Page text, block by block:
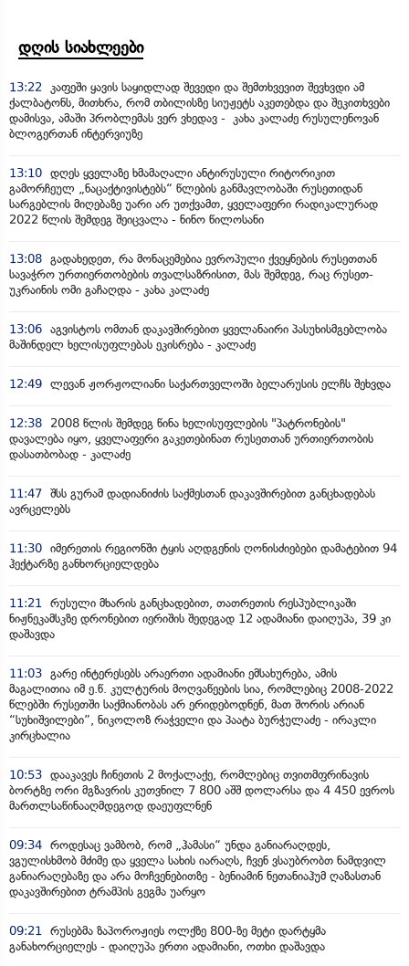
დღის სიახლეები
13:22
კაფეში ყავის საყიდლად შევედი და შემთხვევით შევხვდი ამ
ქალბატონს, მითხრა, რომ თბილისზე სიუჟეტს აკეთებდა და შეკითხვები
დამისვა, ამაში პრობლემას ვერ ვხედავ - კახა კალაძე რუსულენოვან
ბლოგერთან ინტერვიუზე
13:10 დღეს ყველაზე ხმამაღალი ანტირუსული რიტორიკით
გამორჩეულ „ნაცაქტივისტებს“ წლების განმავლობაში რუსეთიდან
სარგებლის მიღებაზე უარი არ უთქვამთ, ყველაფერი რადიკალურად
2022 წლის შემდეგ შეიცვალა - ნინო წილოსანი
13:08 გადახედეთ, რა მონაცემებია ევროპული ქვეყნების რუსეთთან
სავაჭრო ურთიერთობების თვალსაზრისით, მას შემდეგ, რაც რუსეთ-
უკრაინის ომი გაჩაღდა - კახა კალაძე
13:06 აგვისტოს ომთან დაკავშირებით ყველანაირი პასუხისმგებლობა
მაშინდელ ხელისუფლებას ეკისრება - კალაძე
12:49 ლევან ჟორჟოლიანი საქართველოში ბელარუსის ელჩს შეხვდა
12:38
2008 წლის შემდეგ წინა ხელისუფლების "პატრონების"
დავალება იყო, ყველაფერი გაკეთებინათ რუსეთთან ურთიერთობის
დასათბობად - კალაძე
11:47 შსს გურამ დადიანიძის საქმესთან დაკავშირებით განცხადებას
ავრცელებს
11:30 იმერეთის რეგიონში ტყის აღდგენის ღონისძიებები დამატებით 94
ჰექტარზე განხორციელდება
11:21
რუსული მხარის განცხადებით, თათრეთის რესპუბლიკაში
ნიჟნეკამსკზე დრონებით იერიშის შედეგად 12 ადამიანი დაიღუპა, 39 კი
დაშავდა
11:03 გარე ინტერესებს არაერთი ადამიანი ემსახურება, ამის
მაგალითია იმ ე.წ. კულტურის მოღვაწეების სია, რომლებიც 2008-2022
წლებში რუსეთში საქმიანობას არ ერიდებოდნენ, მათ შორის არიან
“სუხიშვილები”, ნიკოლოზ რაჭველი და პაატა ბურჭულაძე - ირაკლი
კირცხალია
10:53 დააკავეს ჩინეთის 2 მოქალაქე, რომლებიც თვითმფრინავის
ბორტზე ორი მგზავრის კუთვნილ 7 800 აშშ დოლარსა და 4 450 ევროს
მართლსაწინააღმდეგოდ დაეუფლნენ
09:34 როდესაც ვამბობ, რომ „ჰამასი“ უნდა განიარაღდეს,
ვგულისხმობ მძიმე და ყველა სახის იარაღს, ჩვენ ვსაუბრობთ ნამდვილ
განიარაღებაზე და არა მოჩვენებითზე - ბენიამინ ნეთანიაჰუმ ღაზასთან
დაკავშირებით ტრამპის გეგმა უარყო
09:21
რუსებმა ზაპოროჟიეს ოლქზე 800-ზე მეტი დარტყმა
განახორციელეს - დაიღუპა ერთი ადამიანი, ოთხი დაშავდა